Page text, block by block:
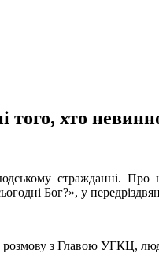
того, хто
стражданні. Про
Бог?», у
з Главою УГКЦ,